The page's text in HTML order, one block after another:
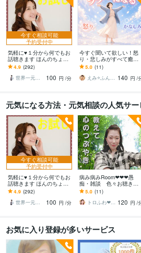
今すぐ相談可能
予約受付中
気軽に♥１分から何でもお
話聴きます ほんのちょっ
とだけ話したい方はお気
軽にお電話ください＾＾
4.9 (292)
世界一元気な60歳♪ 藤野もえ
100 円 /分
今すぐ聞いて欲しい！怒
り・悲しみがすべて癒さ
れます お話しするだけで
心と体調のしんどさがラ
ク～になるヒーリング
5.0 (11)
えみ⭐️ふんわり霊感ヒーリング 140 円 /
元気になる方法・元気相談の人気サー
今すぐ相談可能
予約受付中
気軽に♥１分から何でもお
話聴きます ほんのちょっ
とだけ話したい方はお気
軽にお電話ください＾＾
4.9 (292)
世界一元気な60歳♪ 藤野もえ
100 円 /分
病み病みRoom❤❤❤愚
痴・雑談 色々お聴きし
ます ♡心の病の患者様♡
そのご家族♡過去・今・
未来、語りましょ♡
5.0 (11)
トロふわ❤なつこ 120 円 /
お気に入り登録が多いサービス